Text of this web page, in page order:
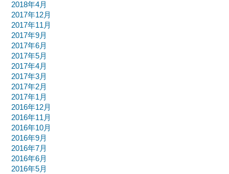
2018年4月
2017年12月
2017年11月
2017年9月
2017年6月
2017年5月
2017年4月
2017年3月
2017年2月
2017年1月
2016年12月
2016年11月
2016年10月
2016年9月
2016年7月
2016年6月
2016年5月